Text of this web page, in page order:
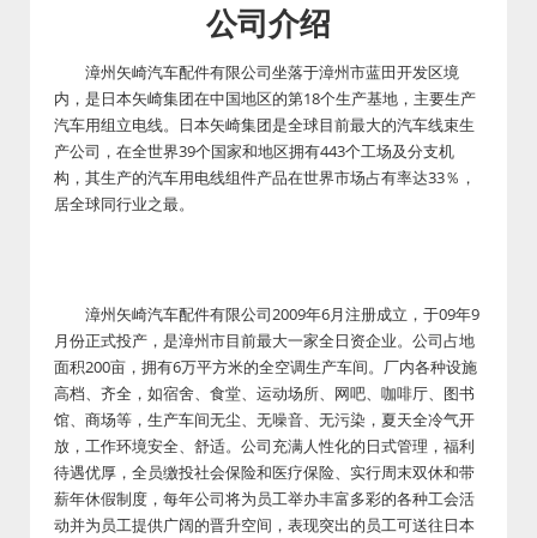
公司介绍
漳州矢崎汽车配件有限公司坐落于漳州市蓝田开发区境
内，是日本矢崎集团在中国地区的第18个生产基地，主要生产
汽车用组立电线。日本矢崎集团是全球目前最大的汽车线束生
产公司，在全世界39个国家和地区拥有443个工场及分支机
构，其生产的汽车用电线组件产品在世界市场占有率达33％，
居全球同行业之最。
漳州矢崎汽车配件有限公司2009年6月注册成立，于09年9
月份正式投产，是漳州市目前最大一家全日资企业。公司占地
面积200亩，拥有6万平方米的全空调生产车间。厂内各种设施
高档、齐全，如宿舍、食堂、运动场所、网吧、咖啡厅、图书
馆、商场等，生产车间无尘、无噪音、无污染，夏天全冷气开
放，工作环境安全、舒适。公司充满人性化的日式管理，福利
待遇优厚，全员缴投社会保险和医疗保险、实行周末双休和带
薪年休假制度，每年公司将为员工举办丰富多彩的各种工会活
动并为员工提供广阔的晋升空间，表现突出的员工可送往日本